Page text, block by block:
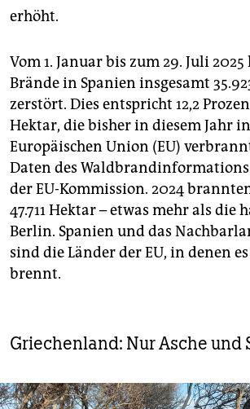
erhöht.
Vom 1. Januar bis zum 29. Juli
Brände in Spanien insgesamt
zerstört. Dies entspricht 12,2
Hektar, die bisher in diesem Jahr
Europäischen Union (EU)
Daten des
der EU-Kommission. 2024
47.711 Hektar – etwas mehr als die
Berlin. Spanien und das
sind die Länder der EU, in denen
brennt.
Griechenland: Nur Asche und